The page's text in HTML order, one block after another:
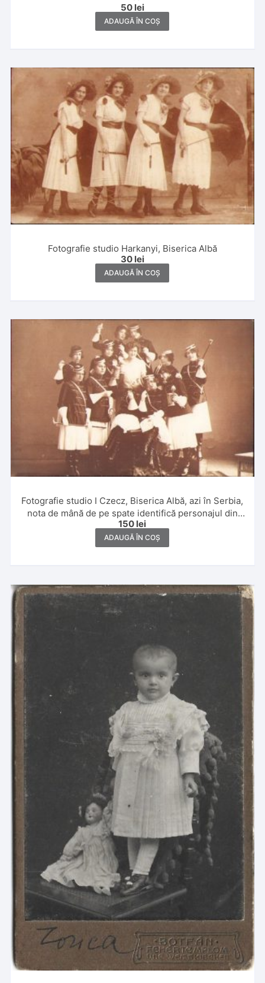
50 lei
ADAUGĂ ÎN COȘ
Fotografie studio Harkanyi, Biserica Albă
30 lei
ADAUGĂ ÎN COȘ
Fotografie studio I Czecz, Biserica Albă, azi în Serbia,
nota de mână de pe spate identifică personajul din
mijloc ca fiind Hilda Merkl
150 lei
ADAUGĂ ÎN COȘ